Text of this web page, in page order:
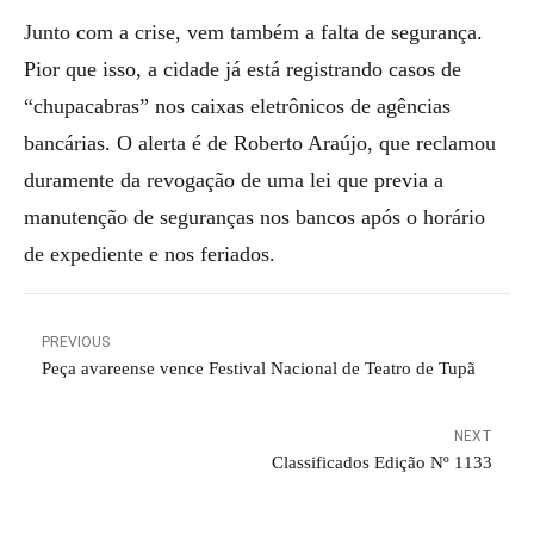
Junto com a crise, vem também a falta de segurança.
Pior que isso, a cidade já está registrando casos de
“chupacabras” nos caixas eletrônicos de agências
bancárias. O alerta é de Roberto Araújo, que reclamou
duramente da revogação de uma lei que previa a
manutenção de seguranças nos bancos após o horário
de expediente e nos feriados.
PREVIOUS
Peça avareense vence Festival Nacional de Teatro de Tupã
NEXT
Classificados Edição Nº 1133